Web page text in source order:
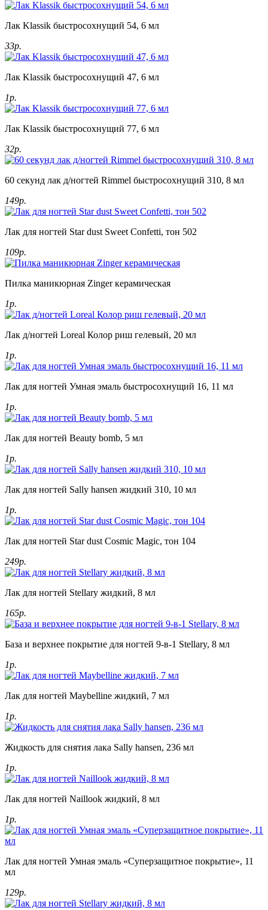
Лак Klassik быстросохнущий 54, 6 мл
33р.
Лак Klassik быстросохнущий 47, 6 мл
1р.
Лак Klassik быстросохнущий 77, 6 мл
32р.
60 секунд лак д/ногтей Rimmel быстросохнущий 310, 8 мл
149р.
Лак для ногтей Star dust Sweet Confetti, тон 502
109р.
Пилка маникюрная Zinger керамическая
1р.
Лак д/ногтей Loreal Колор риш гелевый, 20 мл
1р.
Лак для ногтей Умная эмаль быстросохнущий 16, 11 мл
1р.
Лак для ногтей Beauty bomb, 5 мл
1р.
Лак для ногтей Sally hansen жидкий 310, 10 мл
1р.
Лак для ногтей Star dust Cosmic Magic, тон 104
249р.
Лак для ногтей Stellary жидкий, 8 мл
165р.
База и верхнее покрытие для ногтей 9-в-1 Stellary, 8 мл
1р.
Лак для ногтей Maybelline жидкий, 7 мл
1р.
Жидкость для снятия лака Sally hansen, 236 мл
1р.
Лак для ногтей Naillook жидкий, 8 мл
1р.
Лак для ногтей Умная эмаль «Суперзащитное покрытие», 11
мл
129р.